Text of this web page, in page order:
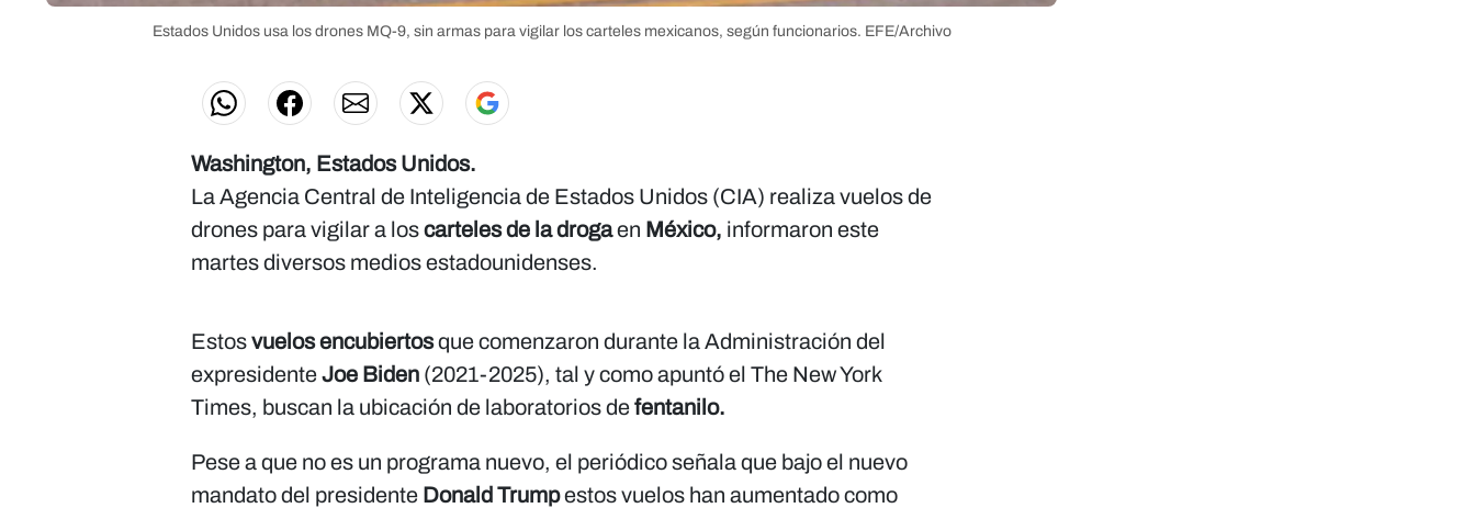
Estados Unidos usa los drones MQ-9, sin armas para vigilar los carteles mexicanos, según funcionarios. EFE/Archivo
Washington, Estados Unidos.
La Agencia Central de Inteligencia de Estados Unidos (CIA) realiza vuelos de
drones para vigilar a loscarteles de la drogaen México, informaron este
martes diversos medios estadounidenses.
Estosvuelos encubiertosque comenzaron durante la Administración del
expresidenteJoe Biden (2021-2025), tal y como apuntó el The New York
Times, buscan la ubicación de laboratorios defentanilo.
Pese a que no es un programa nuevo, el periódico señala que bajo el nuevo
mandato del presidente Donald Trumpestos vuelos han aumentado como